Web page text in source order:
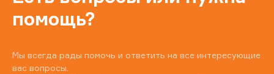
помощь?
Мы всегда рады помочь и ответить на все интересующие
вас вопросы.